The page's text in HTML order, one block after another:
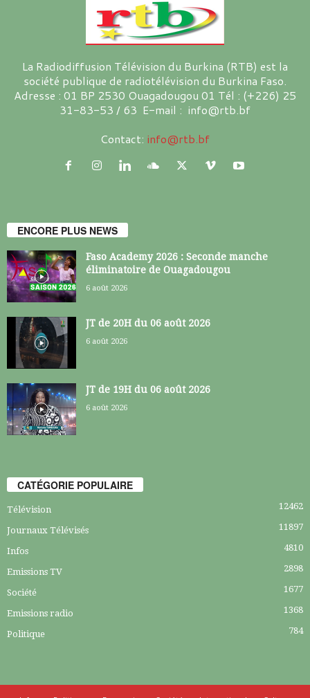
La Radiodiffusion Télévision du Burkina (RTB) est la
société publique de radiotélévision du Burkina Faso.
Adresse : 01 BP 2530 Ouagadougou 01 Tél : (+226) 25
31-83-53 / 63 E-mail : info@rtb.bf
Contact: info@rtb.bf
ENCORE PLUS NEWS
Faso Academy 2026 : Seconde manche
éliminatoire de Ouagadougou
6 août 2026
JT de 20H du 06 août 2026
6 août 2026
JT de 19H du 06 août 2026
6 août 2026
CATÉGORIE POPULAIRE
Télévision 12462
Journaux Télévisés 11897
Infos 4810
Emissions TV 2898
Société 1677
Emissions radio 1368
Politique 784